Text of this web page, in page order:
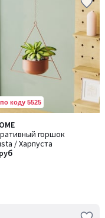
коду 5525
горшок
Harpusta / Харпуста